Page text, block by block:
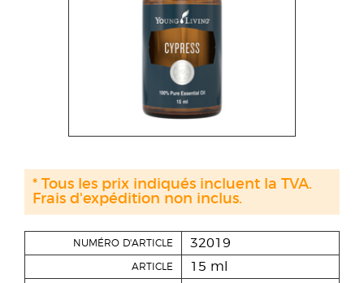
NUMÉRO D'ARTICLE 32019
ARTICLE 15 ml
* Tous les prix indiqués incluent la TVA.
Frais d'expédition non inclus.